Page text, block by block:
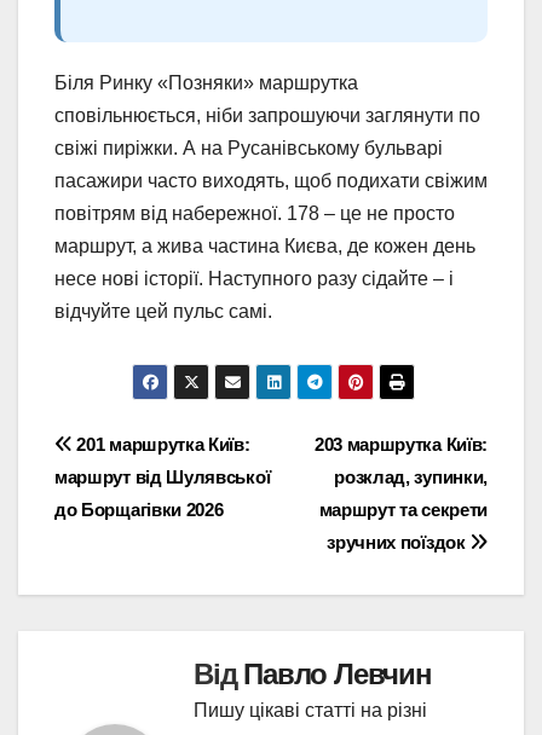
Біля Ринку «Позняки» маршрутка
сповільнюється, ніби запрошуючи заглянути по
свіжі пиріжки. А на Русанівському бульварі
пасажири часто виходять, щоб подихати свіжим
повітрям від набережної. 178 – це не просто
маршрут, а жива частина Києва, де кожен день
несе нові історії. Наступного разу сідайте – і
відчуйте цей пульс самі.
Навігація
записів
203 маршрутка Київ:
розклад, зупинки,
маршрут та секрети
зручних поїздок
201 маршрутка Київ:
маршрут від Шулявської
до Борщагівки 2026
ВідПавло Левчин
Пишу цікаві статті на різні